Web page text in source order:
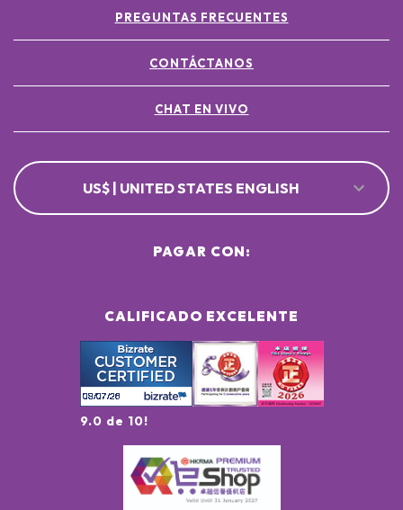
PREGUNTAS FRECUENTES
CONTÁCTANOS
CHAT EN VIVO
US$ | UNITED STATES ENGLISH
CALIFICADO EXCELENTE
9.0 de 10!
PAGAR CON: